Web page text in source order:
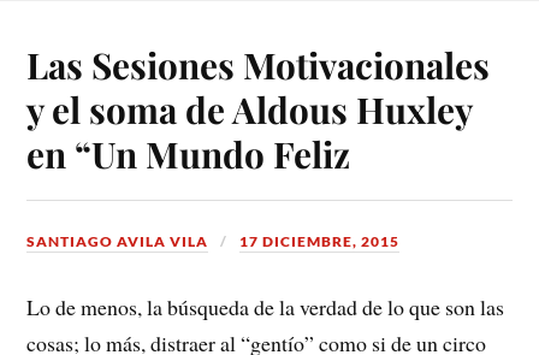
Las Sesiones Motivacionales
y el soma de Aldous Huxley
en “Un Mundo Feliz
SANTIAGO AVILA VILA 17 DICIEMBRE, 2015
Lo de menos, la búsqueda de la verdad de lo que son las
cosas; lo más, distraer al “gentío” como si de un circo